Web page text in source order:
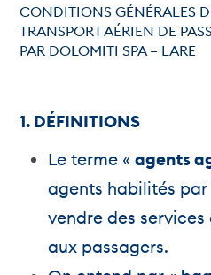
CONDITIONS GÉNÉRALES
TRANSPORT AÉRIEN DE
PAR DOLOMITI SPA – LARE
1. DÉFINITIONS
Le terme « agents
agents habilités
vendre des
aux passagers.